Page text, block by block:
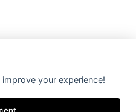
your experience!